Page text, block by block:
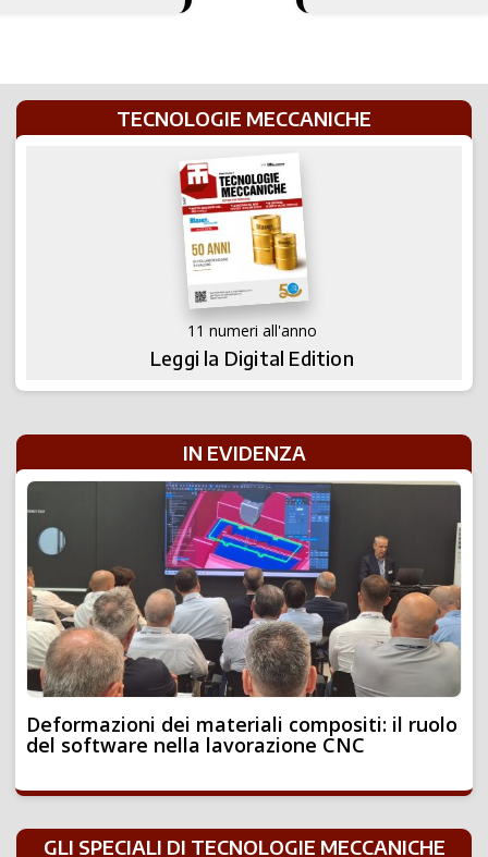
TECNOLOGIE MECCANICHE
11 numeri all'anno
Leggi la Digital Edition
IN EVIDENZA
Deformazioni dei materiali compositi: il ruolo
del software nella lavorazione CNC
GLI SPECIALI DI TECNOLOGIE MECCANICHE